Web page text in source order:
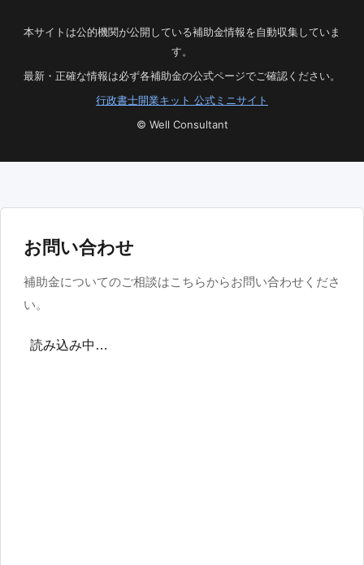
本サイトは公的機関が公開している補助金情報を自動収集していま
す。
最新・正確な情報は必ず各補助金の公式ページでご確認ください。
行政書士開業キット 公式ミニサイト
© Well Consultant
お問い合わせ
補助金についてのご相談はこちらからお問い合わせくださ
い。